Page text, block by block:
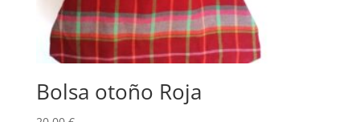
Bolsa otoño Roja